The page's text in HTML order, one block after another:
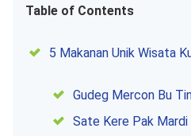
Table of Contents
5 Makanan Unik Wisata
Gudeg Mercon Bu
Sate Kere Pak Mardi